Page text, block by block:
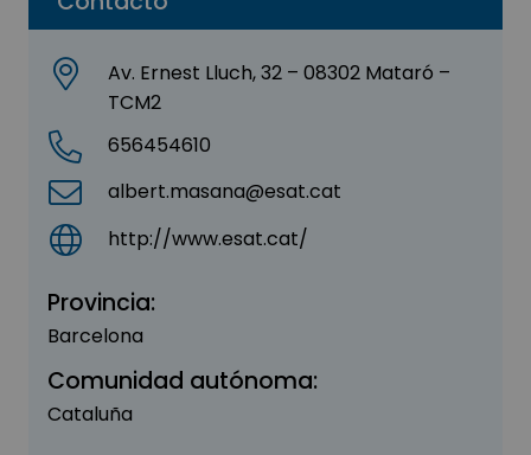
Av. Ernest Lluch, 32 – 08302 Mataró –
TCM2
656454610
albert.masana@esat.cat
http://www.esat.cat/
Provincia:
Barcelona
Comunidad autónoma:
Cataluña